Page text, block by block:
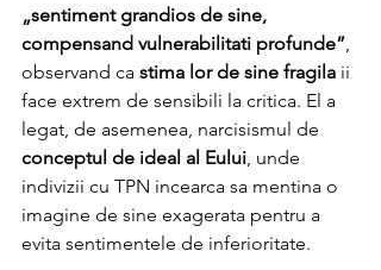
„sentiment grandios de sine,
compensand vulnerabilitati profunde”,
observand ca stima lor de sine fragila ii
face extrem de sensibili la critica. El a
legat, de asemenea, narcisismul de
conceptul de ideal al Eului, unde
indivizii cu TPN incearca sa mentina o
imagine de sine exagerata pentru a
evita sentimentele de inferioritate.